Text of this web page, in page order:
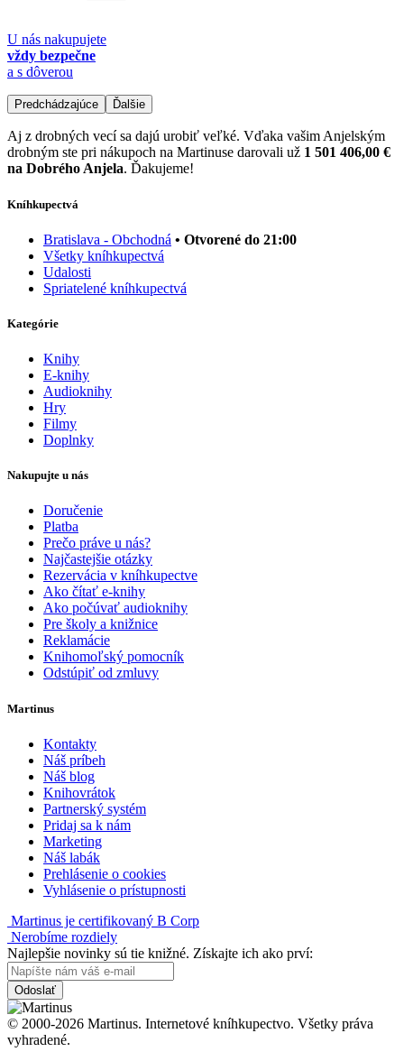
U nás nakupujete
vždy bezpečne
a s dôverou
Predchádzajúce Ďalšie
Aj z drobných vecí sa dajú urobiť veľké. Vďaka vašim Anjelským
drobným ste pri nákupoch na Martinuse darovali už 1 501 406,00 €
na Dobrého Anjela. Ďakujeme!
Kníhkupectvá
Bratislava - Obchodná • Otvorené do 21:00
Všetky kníhkupectvá
Udalosti
Spriatelené kníhkupectvá
Kategórie
Knihy
E-knihy
Audioknihy
Hry
Filmy
Doplnky
Nakupujte u nás
Doručenie
Platba
Prečo práve u nás?
Najčastejšie otázky
Rezervácia v kníhkupectve
Ako čítať e-knihy
Ako počúvať audioknihy
Pre školy a knižnice
Reklamácie
Knihomoľský pomocník
Odstúpiť od zmluvy
Martinus
Kontakty
Náš príbeh
Náš blog
Knihovrátok
Partnerský systém
Pridaj sa k nám
Marketing
Náš labák
Prehlásenie o cookies
Vyhlásenie o prístupnosti
Martinus je certifikovaný B Corp
Nerobíme rozdiely
Najlepšie novinky sú tie knižné. Získajte ich ako prví:
Odoslať
© 2000-2026 Martinus. Internetové kníhkupectvo. Všetky práva
vyhradené.